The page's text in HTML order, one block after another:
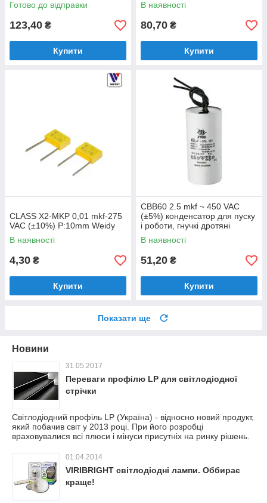
Готово до відправки
123,40 ₴
Купити
В наявності
80,70 ₴
Купити
CLASS X2-MKP 0,01 mkf-275
VAC (±10%) P:10mm Weidy
В наявності
4,30 ₴
Купити
CBB60 2.5 mkf ~ 450 VAC
(±5%) конденсатор для пуску
і роботи, гнучкі дротяні
виводи (30*50 mm)
В наявності
51,20 ₴
Купити
Показати ще
Новини
31.05.2017
Переваги профілю LP для світлодіодної
стрічки
Світлодіодний профіль LP (Україна) - відносно новий продукт,
який побачив світ у 2013 році. При його розробці
враховувалися всі плюси і мінуси присутніх на ринку рішень.
01.04.2014
VIRIBRIGHT світлодіодні лампи. Оббирає
краще!